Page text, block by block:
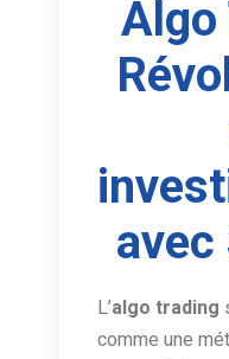
Algo
L’algo trading
comme une